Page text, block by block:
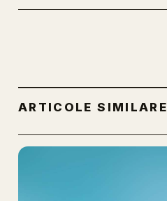
ARTICOLE SIMILARE